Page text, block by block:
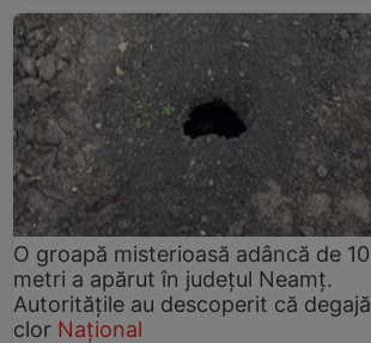
O groapă misterioasă adâncă de 10
metri a apărut în județul Neamț.
Autoritățile au descoperit că degajă
clor Național